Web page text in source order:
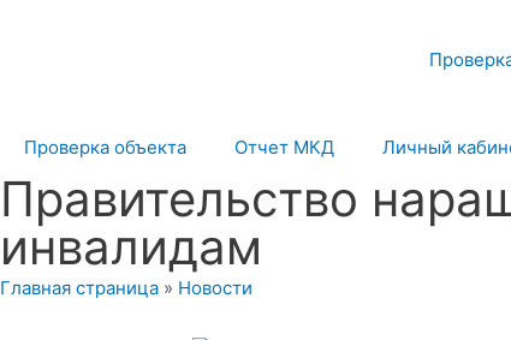
Проверка объекта Отчет МКД Личный
Правительство
инвалидам
Главная страница » Новости